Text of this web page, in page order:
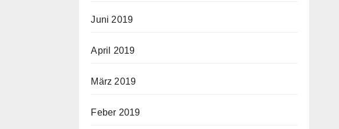
Juni 2019
April 2019
März 2019
Feber 2019